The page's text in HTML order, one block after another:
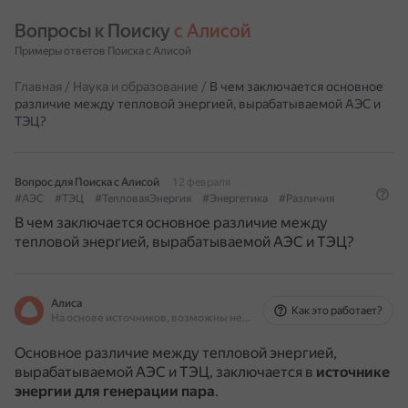
Вопросы к Поиску с Алисой
Примеры ответов Поиска с Алисой
Главная / Наука и образование / В чем заключается основное
различие между тепловой энергией, вырабатываемой АЭС и
ТЭЦ?
Вопрос для Поиска с Алисой
12 февраля
#АЭС
#ТЭЦ #ТепловаяЭнергия #Энергетика #Различия
В чем заключается основное различие между
тепловой энергией, вырабатываемой АЭС и ТЭЦ?
Алиса
На основе источников, возможны неточности
Как это работает?
Основное различие между тепловой энергией,
вырабатываемой АЭС и ТЭЦ, заключается в источнике
энергии для генерации пара.